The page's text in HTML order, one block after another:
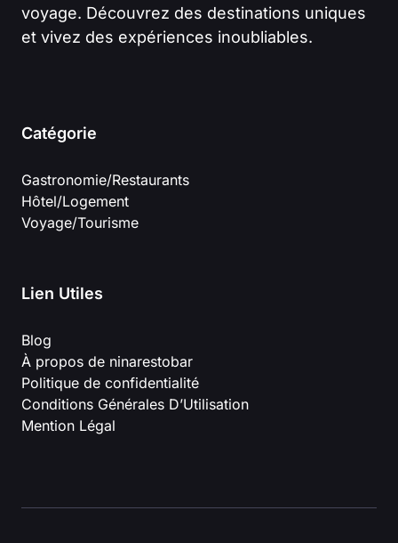
voyage. Découvrez des destinations uniques
et vivez des expériences inoubliables.
Catégorie
Gastronomie/Restaurants
Hôtel/Logement
Voyage/Tourisme
Lien Utiles
Blog
À propos de ninarestobar
Politique de confidentialité
Conditions Générales D’Utilisation
Mention Légal